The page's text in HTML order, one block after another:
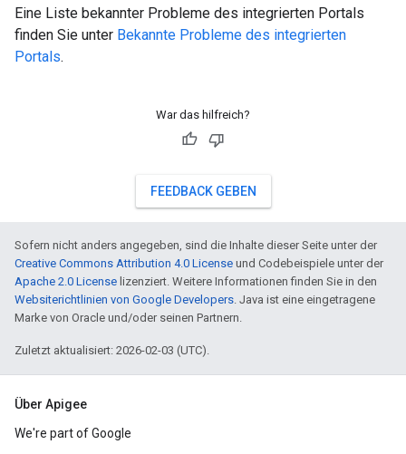
Eine Liste bekannter Probleme des integrierten Portals
finden Sie unter Bekannte Probleme des integrierten
Portals.
War das hilfreich?
FEEDBACK GEBEN
Sofern nicht anders angegeben, sind die Inhalte dieser Seite unter der
Creative Commons Attribution 4.0 License und Codebeispiele unter der
Apache 2.0 License lizenziert. Weitere Informationen finden Sie in den
Websiterichtlinien von Google Developers. Java ist eine eingetragene
Marke von Oracle und/oder seinen Partnern.
Zuletzt aktualisiert: 2026-02-03 (UTC).
Über Apigee
We're part of Google